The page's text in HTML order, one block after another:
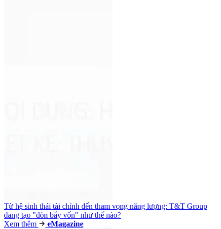
Từ hệ sinh thái tài chính đến tham vọng năng lượng: T&T Group
đang tạo "đòn bẩy vốn" như thế nào?
Xem thêm
eMagazine